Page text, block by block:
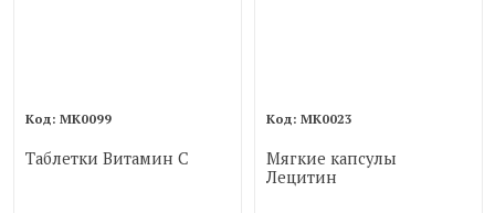
МК0099
Таблетки Витамин С
МК0023
Мягкие капсулы
Лецитин